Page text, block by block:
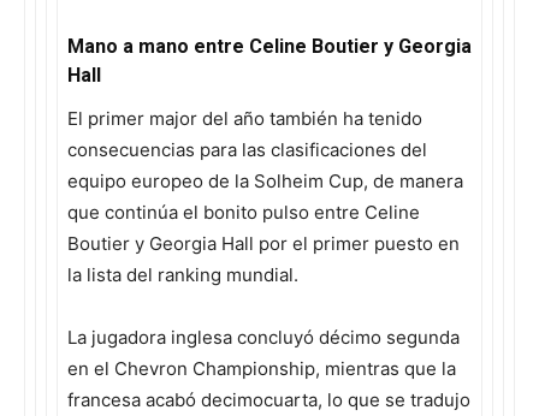
Mano a mano entre Celine Boutier y Georgia
Hall
El primer major del año también ha tenido
consecuencias para las clasificaciones del
equipo europeo de la Solheim Cup, de manera
que continúa el bonito pulso entre Celine
Boutier y Georgia Hall por el primer puesto en
la lista del ranking mundial.
La jugadora inglesa concluyó décimo segunda
en el Chevron Championship, mientras que la
francesa acabó decimocuarta, lo que se tradujo